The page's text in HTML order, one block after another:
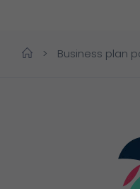
> Business plan